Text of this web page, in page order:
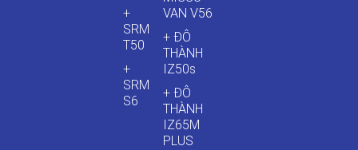
+
SRM
T50
+
SRM
S6
VAN V56
+ ĐÔ
THÀNH
IZ50s
+ ĐÔ
THÀNH
IZ65M
PLUS